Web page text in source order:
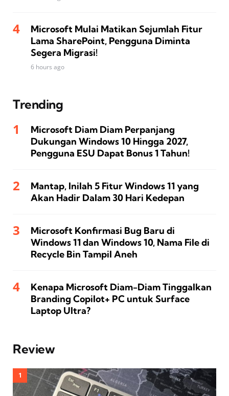
Microsoft Mulai Matikan Sejumlah Fitur
Lama SharePoint, Pengguna Diminta
Segera Migrasi!
6 hours ago
Trending
Microsoft Diam Diam Perpanjang
Dukungan Windows 10 Hingga 2027,
Pengguna ESU Dapat Bonus 1 Tahun!
Mantap, Inilah 5 Fitur Windows 11 yang
Akan Hadir Dalam 30 Hari Kedepan
Microsoft Konfirmasi Bug Baru di
Windows 11 dan Windows 10, Nama File di
Recycle Bin Tampil Aneh
Kenapa Microsoft Diam-Diam Tinggalkan
Branding Copilot+ PC untuk Surface
Laptop Ultra?
Review